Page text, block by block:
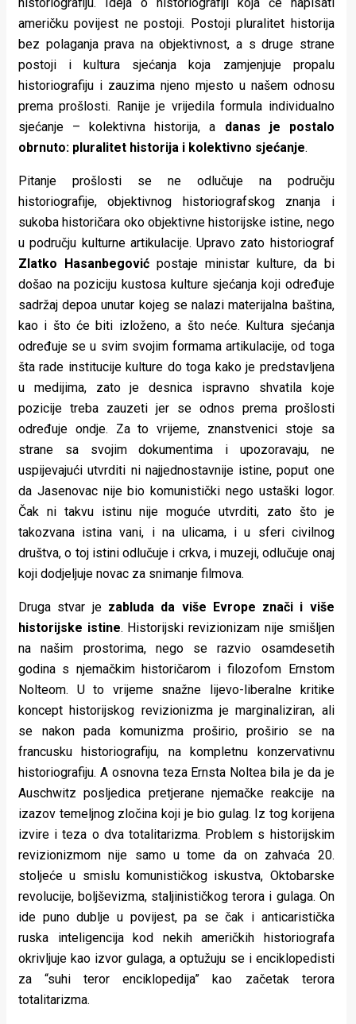
američku povijest ne postoji. Postoji pluralitet historija
bez polaganja prava na objektivnost, a s druge strane
postoji i kultura sjećanja koja zamjenjuje propalu
historiografiju i zauzima njeno mjesto u našem odnosu
prema prošlosti. Ranije je vrijedila formula individualno
sjećanje – kolektivna historija, a danas je postalo
obrnuto: pluralitet historija i kolektivno sjećanje.
Pitanje prošlosti se ne odlučuje na području
historiografije, objektivnog historiografskog znanja i
sukoba historičara oko objektivne historijske istine, nego
u području kulturne artikulacije. Upravo zato historiograf
Zlatko Hasanbegovićpostaje ministar kulture, da bi
došao na poziciju kustosa kulture sjećanja koji određuje
sadržaj depoa unutar kojeg se nalazi materijalna baština,
kao i što će biti izloženo, a što neće. Kultura sjećanja
određuje se u svim svojim formama artikulacije, od toga
šta rade institucije kulture do toga kako je predstavljena
u medijima, zato je desnica ispravno shvatila koje
pozicije treba zauzeti jer se odnos prema prošlosti
određuje ondje. Za to vrijeme, znanstvenici stoje sa
strane sa svojim dokumentima i upozoravaju, ne
uspijevajući utvrditi ni najjednostavnije istine, poput one
da Jasenovac nije bio komunistički nego ustaški logor.
Čak ni takvu istinu nije moguće utvrditi, zato što je
takozvana istina vani, i na ulicama, i u sferi civilnog
društva, o toj istini odlučuje i crkva, i muzeji, odlučuje onaj
koji dodjeljuje novac za snimanje filmova.
Druga stvar je zabluda da više Evrope znači i više
historijske istine. Historijski revizionizam nije smišljen
na našim prostorima, nego se razvio osamdesetih
godina s njemačkim historičarom i filozofom Ernstom
Nolteom. U to vrijeme snažne lijevo-liberalne kritike
koncept historijskog revizionizma je marginaliziran, ali
se nakon pada komunizma proširio, proširio se na
francusku historiografiju, na kompletnu konzervativnu
historiografiju. A osnovna teza Ernsta Noltea bila je da je
Auschwitz posljedica pretjerane njemačke reakcije na
izazov temeljnog zločina koji je bio gulag. Iz tog korijena
izvire i teza o dva totalitarizma. Problem s historijskim
revizionizmom nije samo u tome da on zahvaća 20.
stoljeće u smislu komunističkog iskustva, Oktobarske
revolucije, boljševizma, staljinističkog terora i gulaga. On
ide puno dublje u povijest, pa se čak i anticaristička
ruska inteligencija kod nekih američkih historiografa
okrivljuje kao izvor gulaga, a optužuju se i enciklopedisti
za “suhi teror enciklopedija” kao začetak terora
totalitarizma.